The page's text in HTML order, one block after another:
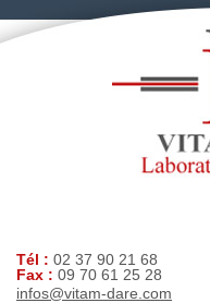
Tél : 02 37 90 21 68
Fax : 09 70 61 25 28
infos@vitam-dare.com